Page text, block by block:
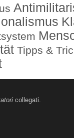
Tipps &
collegati.